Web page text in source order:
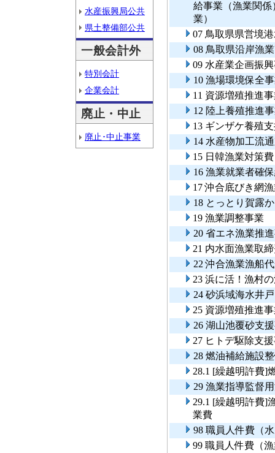
水産振興局公共
県土整備部公共
一般会計外
特別会計
企業会計
廃止・中止
廃止･中止事業
給事業（漁業関
業）
07 鳥取県県営境
08 鳥取県沿岸漁
09 水産業企画振
10 漁場環境保全
11 資源増殖推進
12 陸上養殖推進
13 ギンザケ養殖
14 水産物加工流
15 日韓漁業対策
16 漁業就業者確
17 沖合底びき網
18 とっとり賀露
19 漁業調整事業
20 省エネ漁業推
21 内水面漁業取
22 沖合漁業漁船
23 浜に活！漁村
24 砂浜域海水井
25 資源増殖推進
26 湖山池覆砂支
27 ヒトデ駆除支
28 燃油補給施設
28.1 [繰越明許費]
29 漁業指導監督
29.1 [繰越明許費]
業費
98 職員人件費（
99 職員人件費（